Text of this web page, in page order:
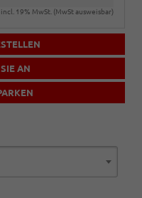
incl. 19% MwSt. (MwSt ausweisbar)
AN